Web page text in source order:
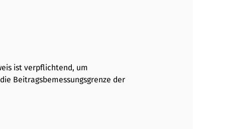
ist verpflichtend, um
Beitragsbemessungsgrenze der